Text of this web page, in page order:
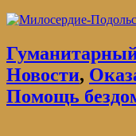
Новости,
Помощь